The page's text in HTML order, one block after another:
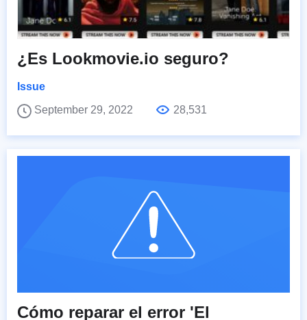
¿Es Lookmovie.io seguro?
Issue
September 29, 2022
28,531
Cómo reparar el error 'El